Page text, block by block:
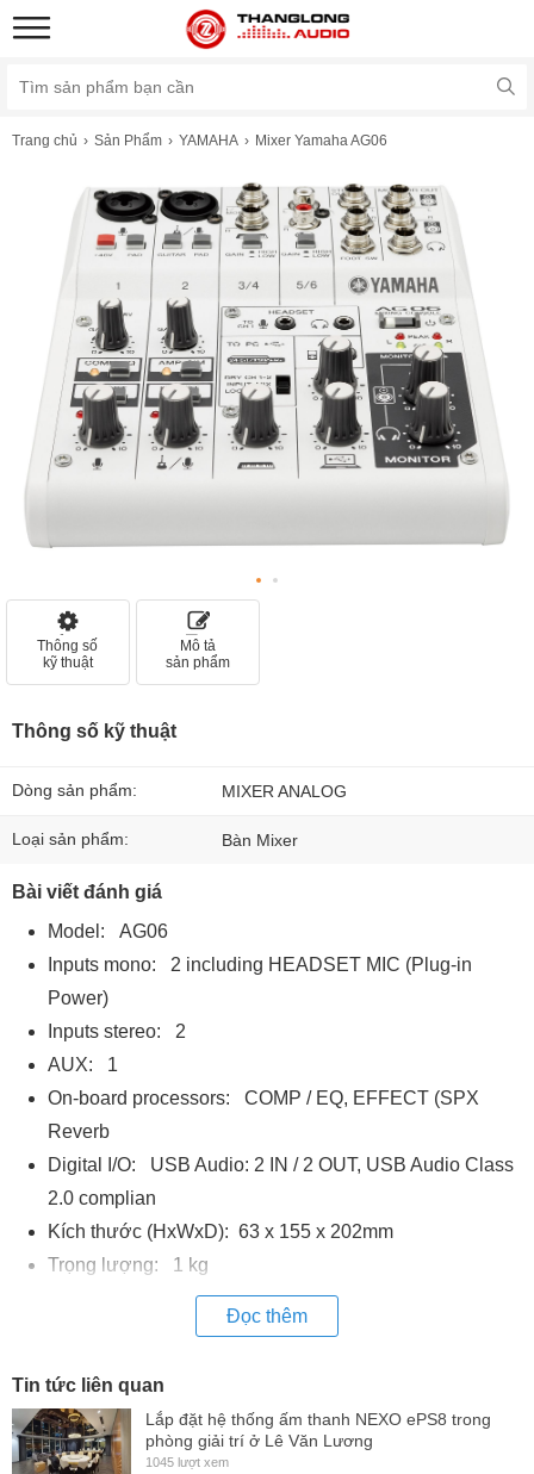
Trang chủ Sản Phẩm YAMAHA Mixer Yamaha AG06
Thông số
kỹ thuật
Mô tả
sản phẩm
Thông số kỹ thuật
Dòng sản phẩm: MIXER ANALOG
Loại sản phẩm: Bàn Mixer
Bài viết đánh giá
Model: AG06
Inputs mono: 2 including HEADSET MIC (Plug-in
Power)
Inputs stereo: 2
AUX: 1
On-board processors: COMP / EQ, EFFECT (SPX
Reverb
Digital I/O: USB Audio: 2 IN / 2 OUT, USB Audio Class
2.0 complian
Kích thước (HxWxD): 63 x 155 x 202mm
Trọng lượng: 1 kg
Đọc thêm
Tin tức liên quan
Lắp đặt hệ thống ấm thanh NEXO ePS8 trong
phòng giải trí ở Lê Văn Lương
1045 lượt xem